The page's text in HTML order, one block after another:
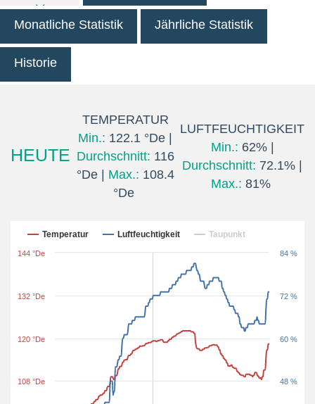
Monatliche Statistik Jährliche Statistik
Historie
HEUTE
TEMPERATUR
Min.: 122.1 °De |
Durchschnitt: 116
°De | Max.: 108.4
°De
LUFTFEUCHTIGKEIT
Min.: 62% |
Durchschnitt: 72.1% |
Max.: 81%
Letzten 24 Stunden
Temperatur Luftfeuchtigkeit Taupunkt
108 °De
120 °De
132 °De
144 °De
48 %
60 %
72 %
84 %